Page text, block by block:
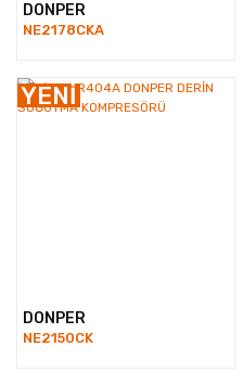
12-24 V Buzdolabı Kompresörleri
DONPER
NE2178CKA
YENİ
DONPER
NE2150CK